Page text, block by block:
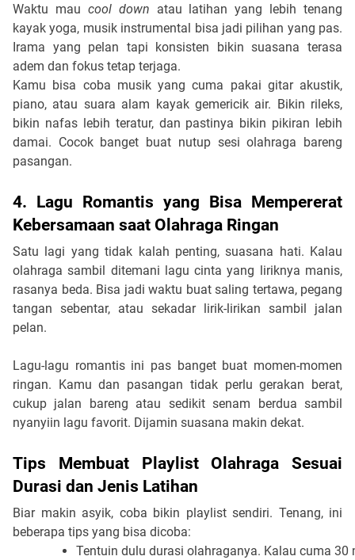
Waktu mau cool down atau latihan yang lebih tenang
kayak yoga, musik instrumental bisa jadi pilihan yang pas.
Irama yang pelan tapi konsisten bikin suasana terasa
adem dan fokus tetap terjaga.
Kamu bisa coba musik yang cuma pakai gitar akustik,
piano, atau suara alam kayak gemericik air. Bikin rileks,
bikin nafas lebih teratur, dan pastinya bikin pikiran lebih
damai. Cocok banget buat nutup sesi olahraga bareng
pasangan.
4. Lagu Romantis yang Bisa Mempererat
Kebersamaan saat Olahraga Ringan
Satu lagi yang tidak kalah penting, suasana hati. Kalau
olahraga sambil ditemani lagu cinta yang liriknya manis,
rasanya beda. Bisa jadi waktu buat saling tertawa, pegang
tangan sebentar, atau sekadar lirik-lirikan sambil jalan
pelan.
Lagu-lagu romantis ini pas banget buat momen-momen
ringan. Kamu dan pasangan tidak perlu gerakan berat,
cukup jalan bareng atau sedikit senam berdua sambil
nyanyiin lagu favorit. Dijamin suasana makin dekat.
Tips Membuat Playlist Olahraga Sesuai
Durasi dan Jenis Latihan
Biar makin asyik, coba bikin playlist sendiri. Tenang, ini
beberapa tips yang bisa dicoba:
Tentuin dulu durasi olahraganya. Kalau cuma